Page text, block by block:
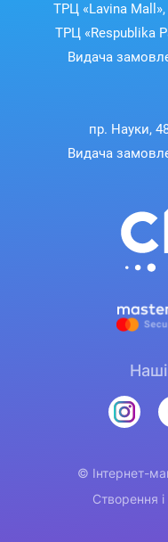
ТРЦ «Lavina
ТРЦ «Respublika
Видача
пр. Науки,
Видача
© Інтернет-
Створення